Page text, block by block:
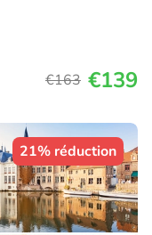
€163 €139
21% réduction